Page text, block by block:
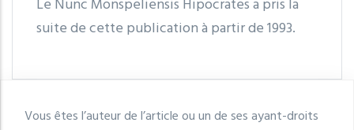
Le Nunc Monspeliensis Hipocrates a pris la
suite de cette publication à partir de 1993.
Vous êtes l’auteur de l’article ou un de ses ayant-droits